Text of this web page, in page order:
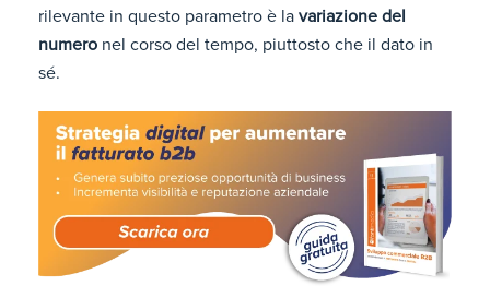
rilevante in questo parametro è la variazione del
numero nel corso del tempo, piuttosto che il dato in
sé.